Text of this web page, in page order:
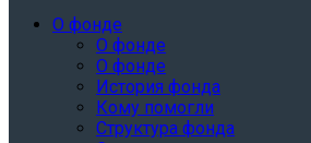
О фонде
О фонде
О фонде
История фонда
Кому помогли
Структура фонда